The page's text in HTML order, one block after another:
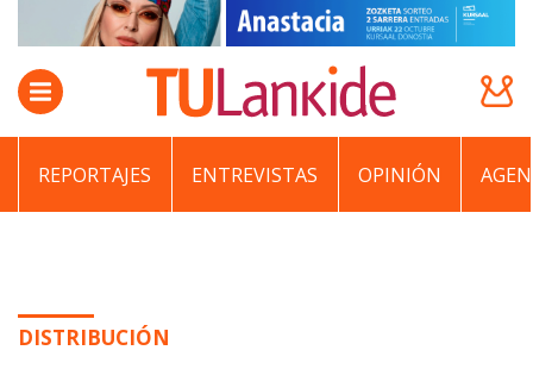
REPORTAJES ENTREVISTAS OPINIÓN
DISTRIBUCIÓN